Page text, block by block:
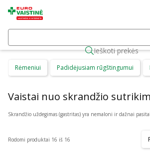
Ieškoti prekės
Rėmeniui Padidėjusiam rūgštingumui
Vaistai nuo skrandžio
Rodomi produktai 16 iš 16